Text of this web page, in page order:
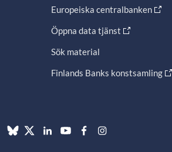
Europeiska centralbanken
Öppna data tjänst
Sök material
Finlands Banks konstsamling